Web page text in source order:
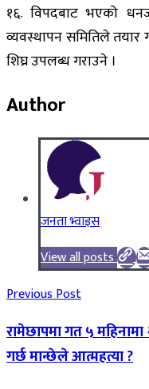
१६. विपदबाट भएको
व्यवस्थापन समितिले तयार
शिघ्र उपलब्ध गराउने ।
Author
जनता भ्वाइस
View all posts
Previous Post
रामेछापमा गत ५
गर्छ मान्छेले आत्महत्या ?